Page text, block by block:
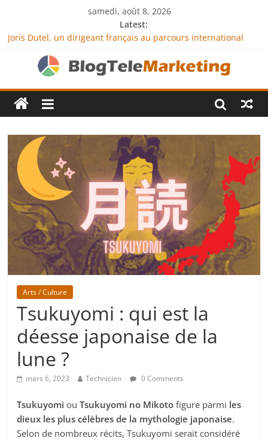
samedi, août 8, 2026
Latest:
Joris Dutel, un dirigeant français au parcours international
Agria Assurance Animaux : comment l’entreprise se
démarque-t-elle de la concurrence ?
JCA Academy : l’excellence au service de l’indépendance
financière
Denis Bouclon : la diplomatie éducative comme moteur de
Next Terra International : des solutions logistiques au service
du commerce international
Arts / Culture
Tsukuyomi : qui est la
déesse japonaise de la
lune ?
mars 6, 2023 Technicien 0 Comments
Tsukuyomi ouTsukuyomi no Mikoto figure parmi les
dieux les plus célèbres de la mythologie japonaise.
Selon de nombreux récits, Tsukuyomi serait considéré